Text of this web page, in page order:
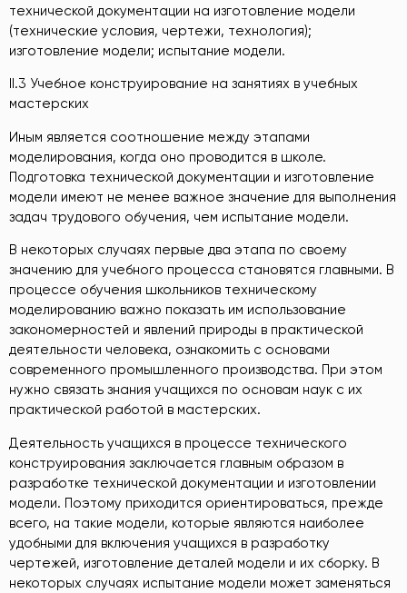
технической документации на изготовление модели
(технические условия, чертежи, технология);
изготовление модели; испытание модели.
II.3 Учебное конструирование на занятиях в учебных
мастерских
Иным является соотношение между этапами
моделирования, когда оно проводится в школе.
Подготовка технической документации и изготовление
модели имеют не менее важное значение для выполнения
задач трудового обучения, чем испытание модели.
В некоторых случаях первые два этапа по своему
значению для учебного процесса становятся главными. В
процессе обучения школьников техническому
моделированию важно показать им использование
закономерностей и явлений природы в практической
деятельности человека, ознакомить с основами
современного промышленного производства. При этом
нужно связать знания учащихся по основам наук с их
практической работой в мастерских.
Деятельность учащихся в процессе технического
конструирования заключается главным образом в
разработке технической документации и изготовлении
модели. Поэтому приходится ориентироваться, прежде
всего, на такие модели, которые являются наиболее
удобными для включения учащихся в разработку
чертежей, изготовление деталей модели и их сборку. В
некоторых случаях испытание модели может заменяться